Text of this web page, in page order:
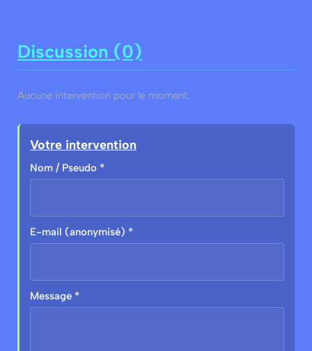
Discussion (0)
Aucune intervention pour le moment.
Votre intervention
Nom / Pseudo *
E-mail (anonymisé) *
Message *